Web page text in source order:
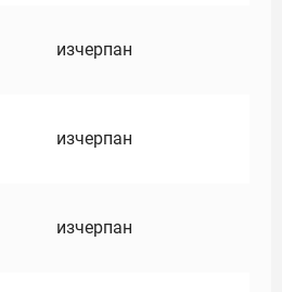
изчерпан
изчерпан
изчерпан